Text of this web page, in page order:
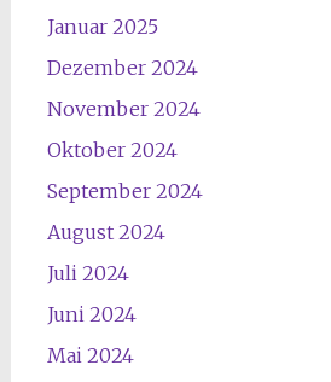
Januar 2025
Dezember 2024
November 2024
Oktober 2024
September 2024
August 2024
Juli 2024
Juni 2024
Mai 2024